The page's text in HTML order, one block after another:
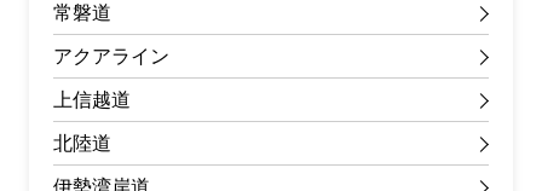
常磐道
アクアライン
上信越道
北陸道
伊勢湾岸道